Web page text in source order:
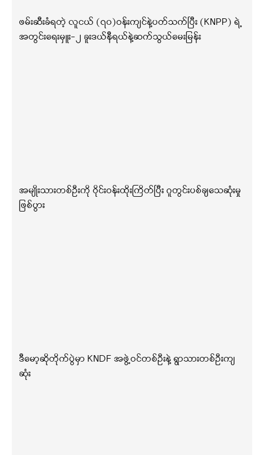
ဖမ်းဆီးခံရတဲ့ လူငယ် (၇၀)ဝန်းကျင်နဲ့ပတ်သက်ပြီး (KNPP) ရဲ့
အတွင်းရေးမှူး-၂ ခူးဒယ်နီရယ်နဲ့ဆက်သွယ်မေးမြန်း
အမျိုးသားတစ်ဦးကို ဝိုင်းဝန်းထိုးကြိတ်ပြီး ဂူတွင်းပစ်ချသေဆုံးမှု
ဖြစ်ပွား
ဒီမော့ဆိုတိုက်ပွဲမှာ KNDF အဖွဲ့ဝင်တစ်ဦးနဲ့ ရွာသားတစ်ဦးကျ
ဆုံး